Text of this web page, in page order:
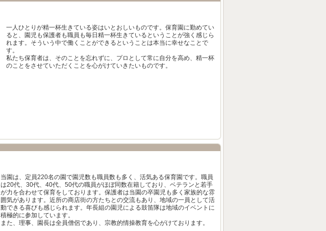
一人ひとりが精一杯生きている姿はいとおしいものです。保育園に勤めてい
ると、園児も保護者も職員も毎日精一杯生きているということが強く感じら
れます。そういう中で働くことができるということは本当に幸せなことで
す。
私たち保育者は、そのことを忘れずに、プロとして常に自分を高め、精一杯
のことをさせていただくことを心がけていきたいものです。
当園は、定員220名の園で園児数も職員数も多く、活気ある保育園です。職員
は20代、30代、40代、50代の職員がほぼ同数在籍しており、ベテランと若手
が力を合わせて保育をしております。保護者は当園の卒園児も多く家族的な雰
囲気があります。近所の商店街の方たちとの交流もあり、地域の一員として活
動できる喜びも感じられます。年長組の園児による鼓笛隊は地域のイベントに
積極的に参加しています。
また、理事、園長は全員僧侶であり、宗教的情操教育を心がけております。